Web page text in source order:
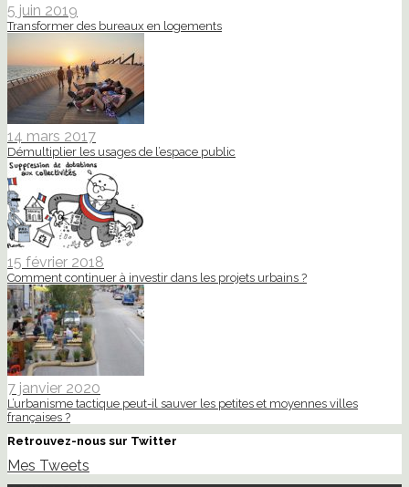
5 juin 2019
Transformer des bureaux en logements
14 mars 2017
Démultiplier les usages de l’espace public
15 février 2018
Comment continuer à investir dans les projets urbains ?
7 janvier 2020
L’urbanisme tactique peut-il sauver les petites et moyennes villes
françaises ?
Retrouvez-nous sur Twitter
Mes Tweets